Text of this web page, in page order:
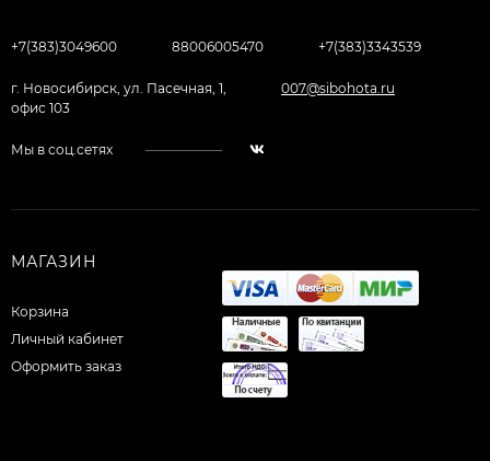
+7(383)3049600 88006005470 +7(383)3343539
г. Новосибирск, ул. Пасечная, 1,
офис 103
007@sibohota.ru
Мы в соц.сетях
МАГАЗИН
Корзина
Личный кабинет
Оформить заказ